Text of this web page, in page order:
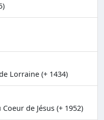
Lorraine (+ 1434)
de Jésus (+ 1952)